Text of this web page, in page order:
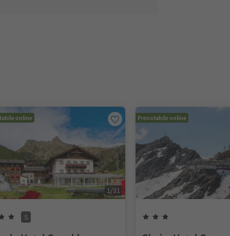
online
1/31
S
Prenotabile online